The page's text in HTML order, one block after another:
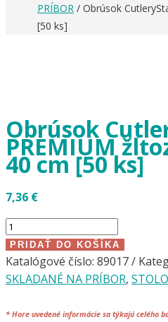
PRÍBOR / Obrúsok
[50 ks]
Obrúsok
PREMIUM
40 cm [50 ks]
7,36 €
množstvo
Obrúsok
CutleryStar
PREMIUM
32
PRIDAŤ DO KOŠÍKA
Katalógové číslo: 89017
SKLADANÉ NA PRÍBOR,
* Hore uvedené informácie sa týkajú celého